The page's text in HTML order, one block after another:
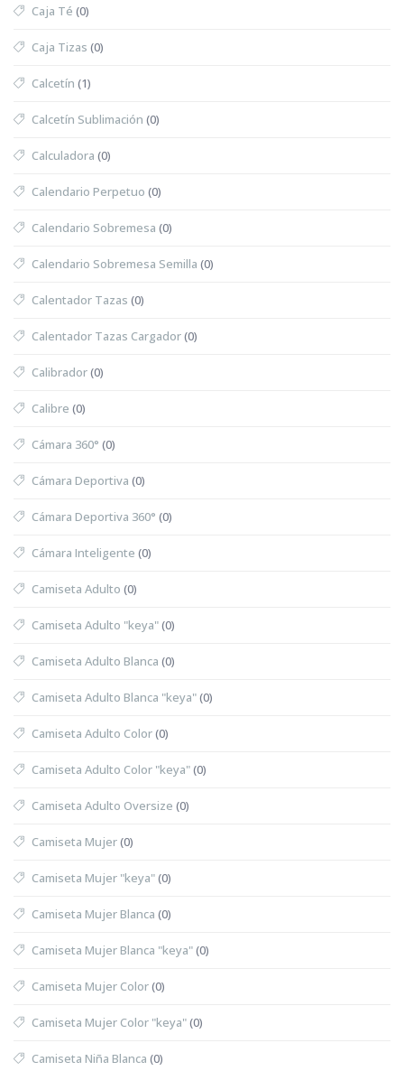
Caja Té (0)
Caja Tizas (0)
Calcetín (1)
Calcetín Sublimación (0)
Calculadora (0)
Calendario Perpetuo (0)
Calendario Sobremesa (0)
Calendario Sobremesa Semilla (0)
Calentador Tazas (0)
Calentador Tazas Cargador(0)
Calibrador(0)
Calibre (0)
Cámara 360° (0)
Cámara Deportiva (0)
Cámara Deportiva 360° (0)
Cámara Inteligente (0)
Camiseta Adulto (0)
Camiseta Adulto "keya"(0)
Camiseta Adulto Blanca (0)
Camiseta Adulto Blanca "keya"(0)
Camiseta Adulto Color(0)
Camiseta Adulto Color "keya"(0)
Camiseta Adulto Oversize (0)
Camiseta Mujer(0)
Camiseta Mujer "keya"(0)
Camiseta Mujer Blanca (0)
Camiseta Mujer Blanca "keya"(0)
Camiseta Mujer Color(0)
Camiseta Mujer Color "keya"(0)
Camiseta Niña Blanca (0)